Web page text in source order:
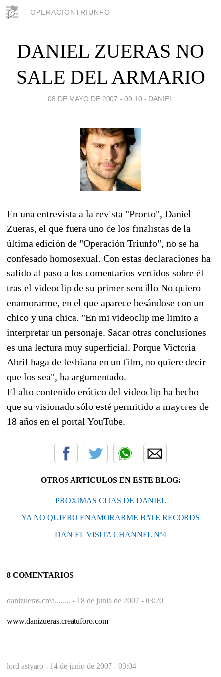
OPERACIONTRIUNFO
DANIEL ZUERAS NO
SALE DEL ARMARIO
08 DE MAYO DE 2007 - 09:10 - DANIEL
En una entrevista a la revista "Pronto", Daniel
Zueras, el que fuera uno de los finalistas de la
última edición de "Operación Triunfo", no se ha
confesado homosexual. Con estas declaraciones ha
salido al paso a los comentarios vertidos sobre él
tras el videoclip de su primer sencillo No quiero
enamorarme, en el que aparece besándose con un
chico y una chica. "En mi videoclip me limito a
interpretar un personaje. Sacar otras conclusiones
es una lectura muy superficial. Porque Victoria
Abril haga de lesbiana en un film, no quiere decir
que los sea", ha argumentado.
El alto contenido erótico del videoclip ha hecho
que su visionado sólo esté permitido a mayores de
18 años en el portal YouTube.
OTROS ARTÍCULOS EN ESTE BLOG:
PROXIMAS CITAS DE DANIEL
YA NO QUIERO ENAMORARME BATE RECORDS
DANIEL VISITA CHANNEL Nº4
8 COMENTARIOS
danizueras.crea........ - 18 de junio de 2007 - 03:20
www.danizueras.creatuforo.com
lord astyaro - 14 de junio de 2007 - 03:04